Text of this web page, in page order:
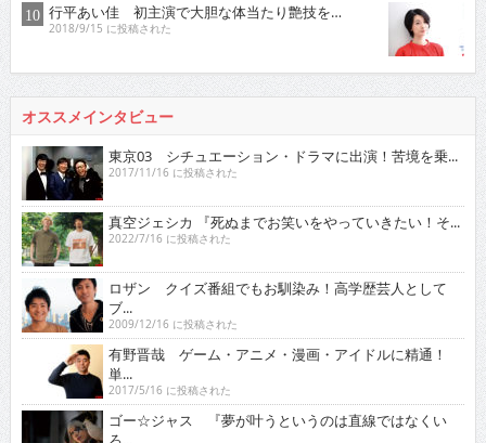
行平あい佳 初主演で大胆な体当たり艶技を…
2018/9/15 に投稿された
オススメインタビュー
東京03 シチュエーション・ドラマに出演！苦境を乗...
2017/11/16 に投稿された
真空ジェシカ 『死ぬまでお笑いをやっていきたい！そ...
2022/7/16 に投稿された
ロザン クイズ番組でもお馴染み！高学歴芸人として
ブ...
2009/12/16 に投稿された
有野晋哉 ゲーム・アニメ・漫画・アイドルに精通！
単...
2017/5/16 に投稿された
ゴー☆ジャス 『夢が叶うというのは直線ではなくい
ろ...